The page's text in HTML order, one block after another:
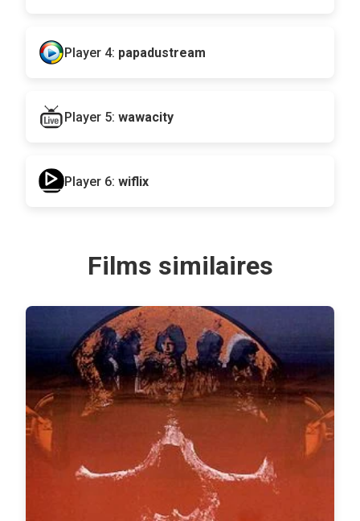
Player 4: papadustream
Player 5: wawacity
Player 6: wiflix
Films similaires